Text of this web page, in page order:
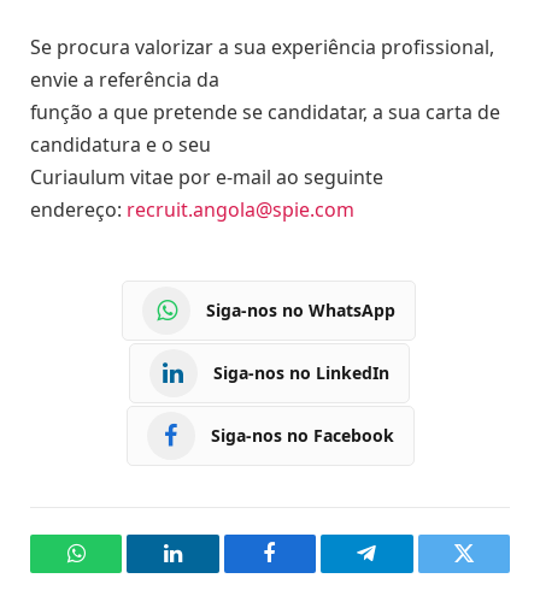
Se procura valorizar a sua experiência profissional,
envie a referência da
função a que pretende se candidatar, a sua carta de
candidatura e o seu
Curiaulum vitae por e-mail ao seguinte
endereço: recruit.angola@spie.com
Siga-nos no WhatsApp
Siga-nos no LinkedIn
Siga-nos no Facebook
WhatsAppLinkedIn Facebook Telegram Twitter